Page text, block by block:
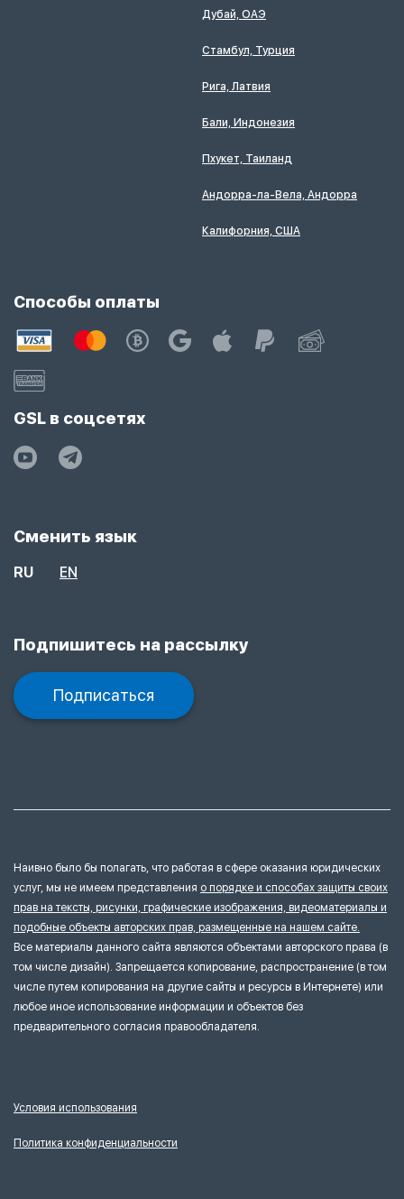
Дубай, ОАЭ
Стамбул, Турция
Рига, Латвия
Бали, Индонезия
Пхукет, Таиланд
Андорра-ла-Вела, Андорра
Калифорния, США
Способы оплаты
GSL в соцсетях
Сменить язык
RU EN
Подпишитесь на рассылку
Подписаться
Наивно было бы полагать, что работая в сфере оказания юридических
услуг, мы не имеем представления о порядке и способах защиты своих
прав на тексты, рисунки, графические изображения, видеоматериалы и
подобные объекты авторских прав, размещенные на нашем сайте.
Все материалы данного сайта являются объектами авторского права (в
том числе дизайн). Запрещается копирование, распространение (в том
числе путем копирования на другие сайты и ресурсы в Интернете) или
любое иное использование информации и объектов без
предварительного согласия правообладателя.
Условия использования
Политика конфиденциальности